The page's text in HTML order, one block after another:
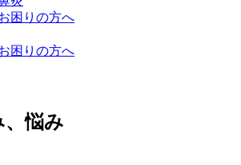
困りの方へ
困りの方へ
、悩み